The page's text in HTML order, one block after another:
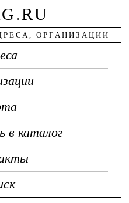
ОРГАНИЗАЦИИ
в каталог